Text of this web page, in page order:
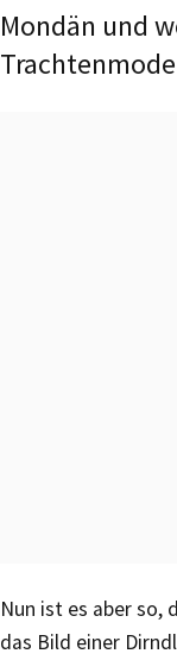
Mondän und
Trachtenmode
Nun ist es aber so,
das Bild einer